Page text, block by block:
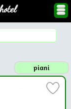
piani